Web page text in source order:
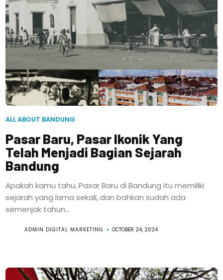
ALL ABOUT BANDUNG
Pasar Baru, Pasar Ikonik Yang
Telah Menjadi Bagian Sejarah
Bandung
Apakah kamu tahu, Pasar Baru di Bandung itu memiliki
sejarah yang lama sekali, dan bahkan sudah ada
semenjak tahun...
ADMIN DIGITAL MARKETING OCTOBER 24, 2024